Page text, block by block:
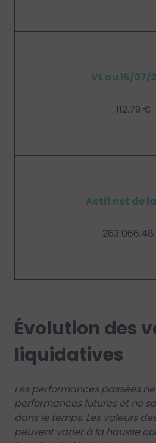
VL au 15/07/
112.79 €
Actif net de
263
Évolution des
liquidatives
Les performances passées
performances futures et ne
dans le temps. Les valeurs
peuvent varier à la hausse